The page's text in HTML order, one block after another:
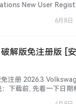
New User
6月8日
解版免注册版 [
注册 2026.3
载前, 先看一下日期